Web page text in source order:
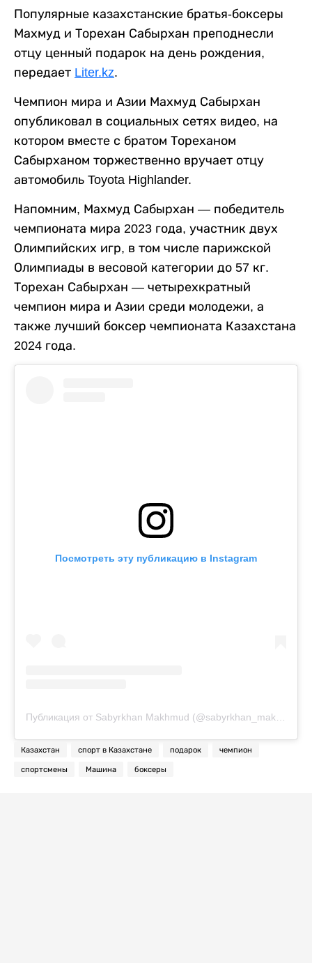
Популярные казахстанские братья-боксеры
Махмуд и Торехан Сабырхан преподнесли
отцу ценный подарок на день рождения,
передает Liter.kz.
Чемпион мира и Азии Махмуд Сабырхан
опубликовал в социальных сетях видео, на
котором вместе с братом Тореханом
Сабырханом торжественно вручает отцу
автомобиль Toyota Highlander.
Напомним, Махмуд Сабырхан — победитель
чемпионата мира 2023 года, участник двух
Олимпийских игр, в том числе парижской
Олимпиады в весовой категории до 57 кг.
Торехан Сабырхан — четырехкратный
чемпион мира и Азии среди молодежи, а
также лучший боксер чемпионата Казахстана
2024 года.
Посмотреть эту публикацию в Instagram
Казахстан спорт в Казахстане подарок чемпион
спортсмены Машина боксеры